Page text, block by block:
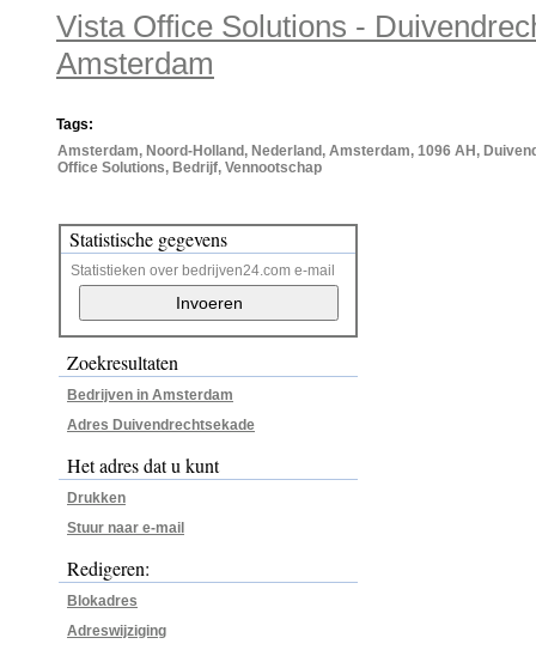
Vista Office Solutions -
Amsterdam
Tags:
Amsterdam, Noord-Holland, Nederland, Amsterdam, 1096 AH,
Office Solutions, Bedrijf, Vennootschap
Statistische gegevens
Statistieken over bedrijven24.com e-mail
Zoekresultaten
Bedrijven in Amsterdam
Adres Duivendrechtsekade
Het adres dat u kunt
Drukken
Stuur naar e-mail
Redigeren:
Blokadres
Adreswijziging